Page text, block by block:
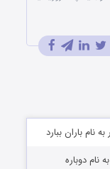
باران ببارد
دوباره